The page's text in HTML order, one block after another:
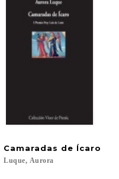
Camaradas de Ícaro
Luque, Aurora